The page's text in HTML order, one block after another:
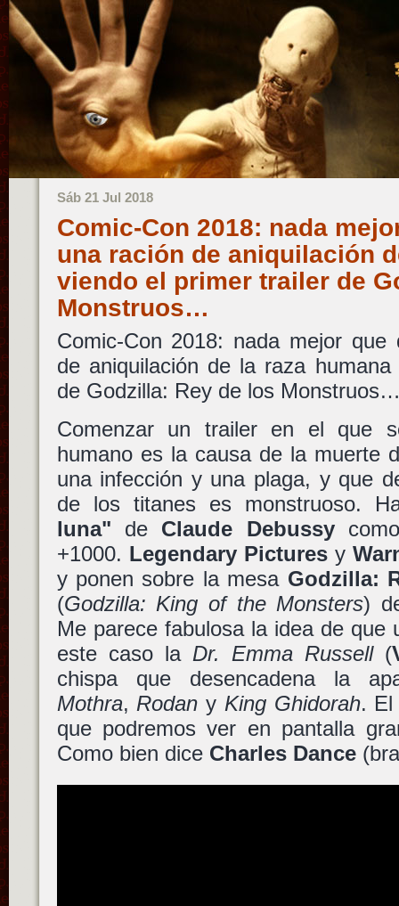
Sáb 21 Jul 2018
Comic-Con 2018: nada
una ración de aniquilación
viendo el primer trailer de
Monstruos…
Comic-Con 2018: nada mejor
de aniquilación de la raza
de Godzilla: Rey de los
Comenzar un trailer en el que
humano es la causa de la muerte
una infección y una plaga, y que
de los titanes es monstruoso.
luna" de Claude Debussy
+1000. Legendary Picturesy
y ponen sobre la mesa Godzilla:
(Godzilla: King of the Monsters)
Me parece fabulosa la idea de que
este caso la Dr. Emma Russell(
chispa que desencadena la
Mothra, Rodan y King Ghidorah. El
que podremos ver en pantalla
Como bien dice Charles Dance